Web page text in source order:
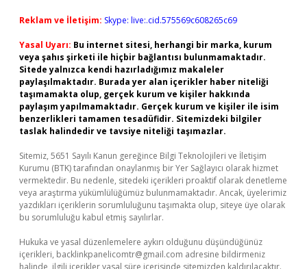
Reklam ve İletişim: Skype: live:.cid.575569c608265c69
Yasal Uyarı: Bu internet sitesi, herhangi bir marka, kurum
veya şahıs şirketi ile hiçbir bağlantısı bulunmamaktadır.
Sitede yalnızca kendi hazırladığımız makaleler
paylaşılmaktadır. Burada yer alan içerikler haber niteliği
taşımamakta olup, gerçek kurum ve kişiler hakkında
paylaşım yapılmamaktadır. Gerçek kurum ve kişiler ile isim
benzerlikleri tamamen tesadüfidir. Sitemizdeki bilgiler
taslak halindedir ve tavsiye niteliği taşımazlar.
Sitemiz, 5651 Sayılı Kanun gereğince Bilgi Teknolojileri ve İletişim
Kurumu (BTK) tarafından onaylanmış bir Yer Sağlayıcı olarak hizmet
vermektedir. Bu nedenle, sitedeki içerikleri proaktif olarak denetleme
veya araştırma yükümlülüğümüz bulunmamaktadır. Ancak, üyelerimiz
yazdıkları içeriklerin sorumluluğunu taşımakta olup, siteye üye olarak
bu sorumluluğu kabul etmiş sayılırlar.
Hukuka ve yasal düzenlemelere aykırı olduğunu düşündüğünüz
içerikleri, backlinkpanelicomtr@gmail.com adresine bildirmeniz
halinde, ilgili içerikler yasal süre içerisinde sitemizden kaldırılacaktır.